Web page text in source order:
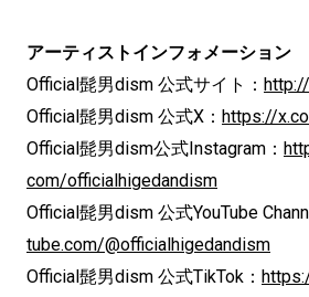
アーティストインフォメーション
Official髭男dism 公式サイト：
Official髭男dism 公式X： https://
Official髭男dism公式Instagram：
com/officialhigedandism
Official髭男dism 公式YouTube
tube.com/@officialhigedandism
Official髭男dism 公式TikTok：